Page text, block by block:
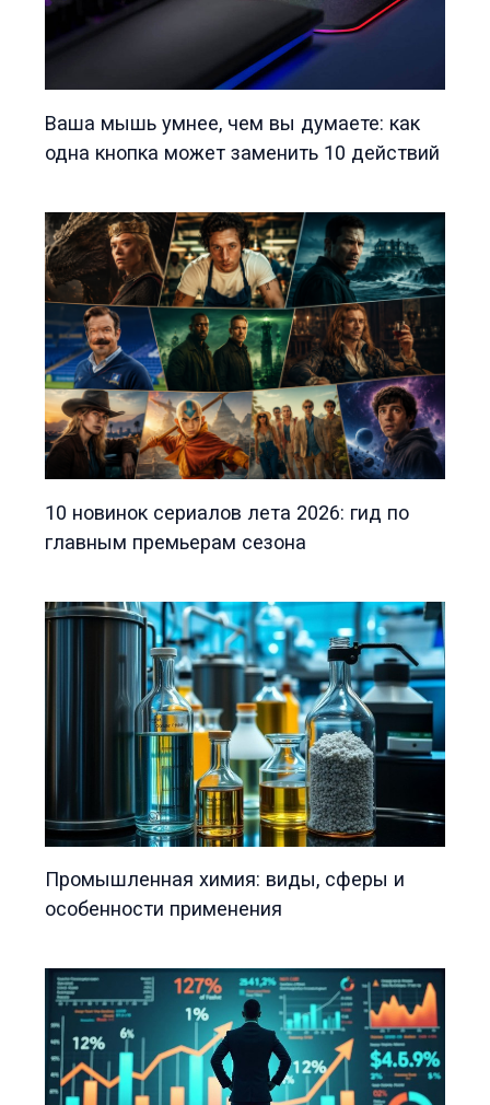
Ваша мышь умнее, чем вы думаете: как
одна кнопка может заменить 10 действий
10 новинок сериалов лета 2026: гид по
главным премьерам сезона
Промышленная химия: виды, сферы и
особенности применения